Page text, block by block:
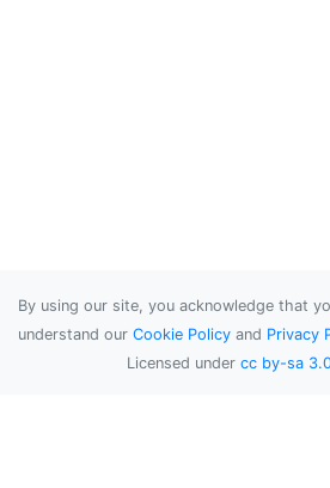
By using our site, you acknowledge that
understand our Cookie Policy and Privacy
Licensed under cc by-sa